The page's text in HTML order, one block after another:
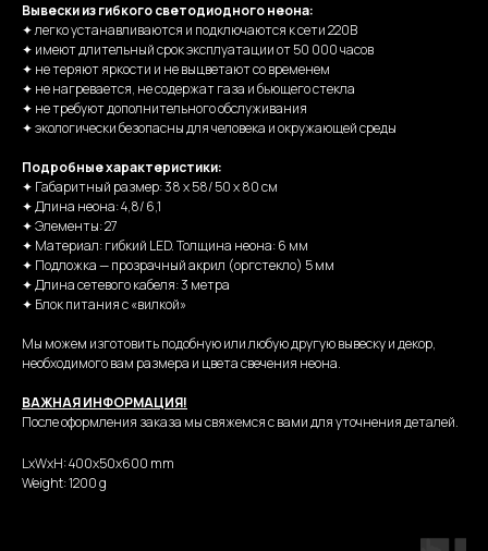
Вывески из гибкого светодиодного неона:
✦ легко устанавливаются и подключаются к сети 220В
✦ имеют длительный срок эксплуатации от 50 000 часов
✦ не теряют яркости и не выцветают со временем
✦ не нагревается, не содержат газа и бьющего стекла
✦ не требуют дополнительного обслуживания
✦ экологически безопасны для человека и окружающей среды
Подробные характеристики:
✦ Габаритный размер: 38 х 58/ 50 х 80 см
✦ Длина неона: 4,8/ 6,1
✦ Элементы: 27
✦ Материал: гибкий LED. Толщина неона: 6 мм
✦ Подложка — прозрачный акрил (оргстекло) 5 мм
✦ Длина сетевого кабеля: 3 метра
✦ Блок питания с «вилкой»
Мы можем изготовить подобную или любую другую вывеску и декор,
необходимого вам размера и цвета свечения неона.
ВАЖНАЯ ИНФОРМАЦИЯ!
После оформления заказа мы свяжемся с вами для уточнения деталей.
LxWxH: 400x50x600 mm
Weight: 1200 g